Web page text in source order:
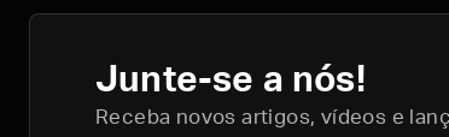
Junte-se a nós!
Receba novos artigos, vídeos e